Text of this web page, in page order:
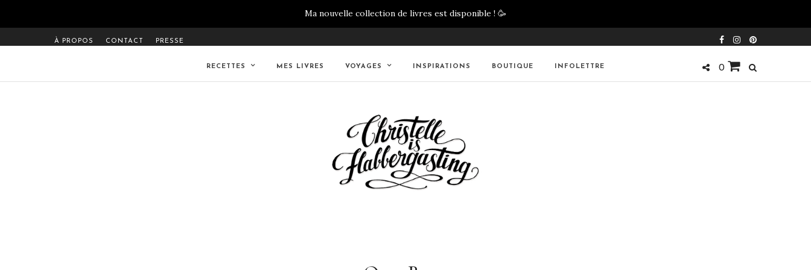
Ma nouvelle collection de livres est disponible ! 🥳
À PROPOS CONTACT PRESSE
RECETTES MES LIVRES VOYAGES INSPIRATIONS BOUTIQUE INFOLETTRE 0